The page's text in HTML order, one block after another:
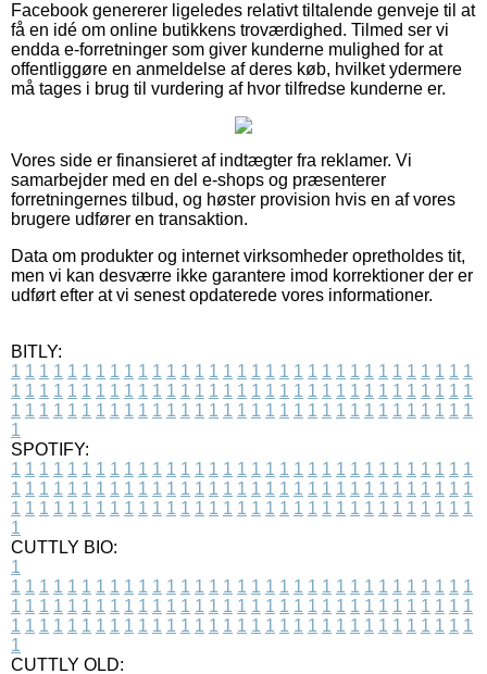
Facebook genererer ligeledes relativt tiltalende genveje til at
få en idé om online butikkens troværdighed. Tilmed ser vi
endda e-forretninger som giver kunderne mulighed for at
offentliggøre en anmeldelse af deres køb, hvilket ydermere
må tages i brug til vurdering af hvor tilfredse kunderne er.
Vores side er finansieret af indtægter fra reklamer. Vi
samarbejder med en del e-shops og præsenterer
forretningernes tilbud, og høster provision hvis en af vores
brugere udfører en transaktion.
Data om produkter og internet virksomheder opretholdes tit,
men vi kan desværre ikke garantere imod korrektioner der er
udført efter at vi senest opdaterede vores informationer.
BITLY:
1 1 1 1 1 1 1 1 1 1 1 1 1 1 1 1 1 1 1 1 1 1 1 1 1 1 1 1 1 1 1 1 1
1 1 1 1 1 1 1 1 1 1 1 1 1 1 1 1 1 1 1 1 1 1 1 1 1 1 1 1 1 1 1 1 1
1 1 1 1 1 1 1 1 1 1 1 1 1 1 1 1 1 1 1 1 1 1 1 1 1 1 1 1 1 1 1 1 1
1
SPOTIFY:
1 1 1 1 1 1 1 1 1 1 1 1 1 1 1 1 1 1 1 1 1 1 1 1 1 1 1 1 1 1 1 1 1
1 1 1 1 1 1 1 1 1 1 1 1 1 1 1 1 1 1 1 1 1 1 1 1 1 1 1 1 1 1 1 1 1
1 1 1 1 1 1 1 1 1 1 1 1 1 1 1 1 1 1 1 1 1 1 1 1 1 1 1 1 1 1 1 1 1
1
CUTTLY BIO:
1
1 1 1 1 1 1 1 1 1 1 1 1 1 1 1 1 1 1 1 1 1 1 1 1 1 1 1 1 1 1 1 1 1
1 1 1 1 1 1 1 1 1 1 1 1 1 1 1 1 1 1 1 1 1 1 1 1 1 1 1 1 1 1 1 1 1
1 1 1 1 1 1 1 1 1 1 1 1 1 1 1 1 1 1 1 1 1 1 1 1 1 1 1 1 1 1 1 1 1
1
CUTTLY OLD: